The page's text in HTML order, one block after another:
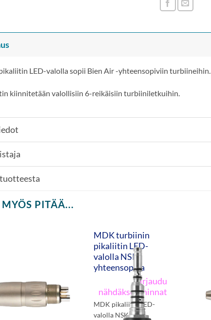
LED-valolla sopii Bien Air -yhteensopiviin turbiineihin.
kiinnitetään valollisiin 6-reikäisiin turbiiniletkuihin.
PITÄÄ...
MDK turbiinin
pikaliitin LED-
valolla NSK-
yhteensopiva
Kirjaudu
nähdäksesi hinnat
MDK pikaliitin LED-
valolla NSK-